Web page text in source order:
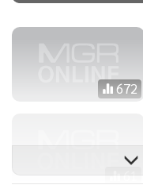
672
61